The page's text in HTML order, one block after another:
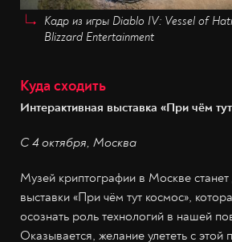
Кадр из игры Diablo IV: Vessel of
Blizzard Entertainment
Куда сходить
Интерактивная выставка «При чём
С 4 октября, Москва
Музей криптографии в Москве
выставки «При чём тут космос»,
осознать роль технологий в нашей
Оказывается, желание улететь с этой